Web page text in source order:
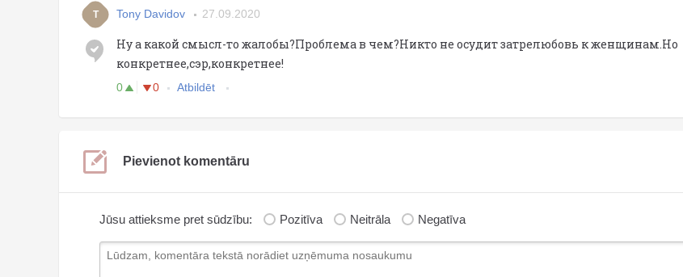
T Tony Davidov 27.09.2020
Ну а какой смысл-то жалобы?Проблема в чем?Никто не осудит затрелюбовь к женщинам.Но
конкретнее,сэр,конкретнее!
0 0 Atbildēt
Pievienot komentāru
Jūsu attieksme pret sūdzību: Pozitīva Neitrāla Negatīva